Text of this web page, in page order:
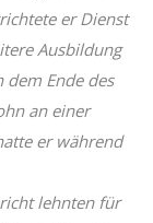
er Dienst
Ausbildung
Ende des
an einer
er während
lehnten für